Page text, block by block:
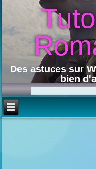
Des astuces sur
bien